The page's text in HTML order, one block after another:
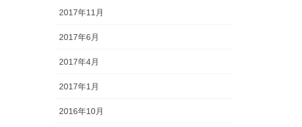
2017年11月
2017年6月
2017年4月
2017年1月
2016年10月